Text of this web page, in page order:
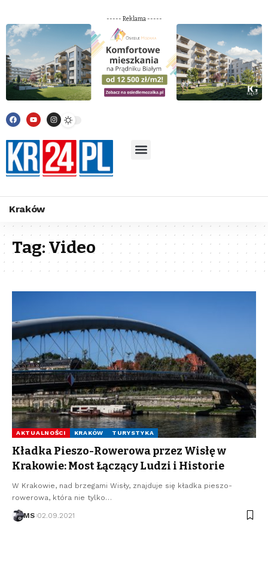
----- Reklama -----
Kraków
Tag:Video
AKTUALNOŚCI KRAKÓW TURYSTYKA
Kładka Pieszo-Rowerowa przez Wisłę w
Krakowie: Most Łączący Ludzi i Historie
W Krakowie, nad brzegami Wisły, znajduje się kładka pieszo-
rowerowa, która nie tylko…
MS 02.09.2021